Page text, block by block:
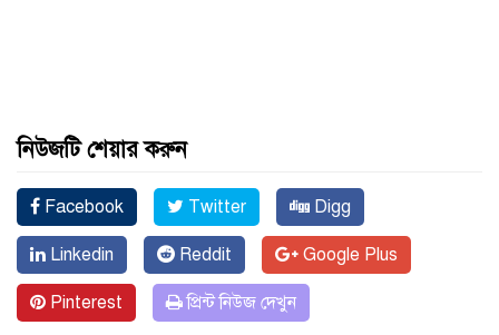
নিউজটি শেয়ার করুন
Facebook Twitter Digg
Linkedin Reddit Google Plus
Pinterest প্রিন্ট নিউজ দেখুন